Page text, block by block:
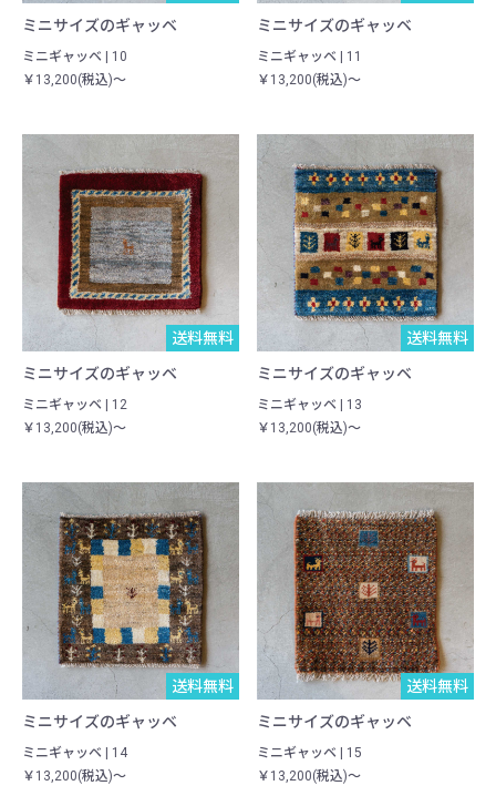
ミニサイズのギャッベ
ミニギャッベ | 10
￥13,200(税込)～
ミニサイズのギャッベ
ミニギャッベ | 11
￥13,200(税込)～
一点物
送料無料
ミニサイズのギャッベ
ミニギャッベ | 12
￥13,200(税込)～
一点物
送料無料
ミニサイズのギャッベ
ミニギャッベ | 13
￥13,200(税込)～
一点物
送料無料
ミニサイズのギャッベ
ミニギャッベ | 14
￥13,200(税込)～
一点物
送料無料
ミニサイズのギャッベ
ミニギャッベ | 15
￥13,200(税込)～